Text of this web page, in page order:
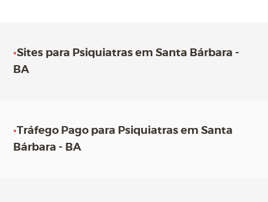
•Sites para Psiquiatras em Santa Bárbara -
BA
•Tráfego Pago para Psiquiatras em Santa
Bárbara - BA